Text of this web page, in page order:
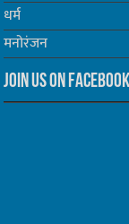
धर्म
मनोरंजन
Join us on Facebook